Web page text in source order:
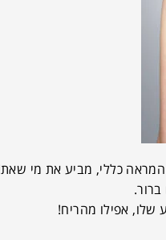
כללי, מביע את מי
אפילו מהריח!